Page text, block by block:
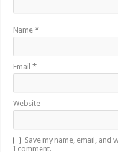
Name*
Email*
Website
Save my name, email,
I comment.